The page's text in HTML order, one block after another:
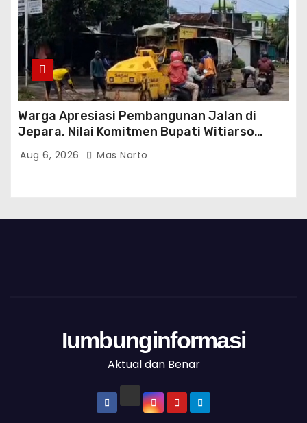
Warga Apresiasi Pembangunan Jalan di
Jepara, Nilai Komitmen Bupati Witiarso
Tingkatkan Infrastruktur dan Perekonomian
Aug 6, 2026 Mas Narto
Iumbunginformasi
Aktual dan Benar